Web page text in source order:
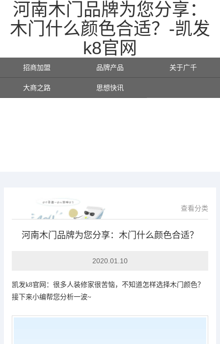
河南木门品牌为您分享：
木门什么颜色合适？-凯发
k8官网
招商加盟 品牌产品 关于广千
大商之路 思想快讯
查看分类
河南木门品牌为您分享：木门什么颜色合适？
2020.01.10
凯发k8官网 ：很多人装修家很苦恼，不知道怎样选择木门颜色？
接下来小编帮您分析一波~